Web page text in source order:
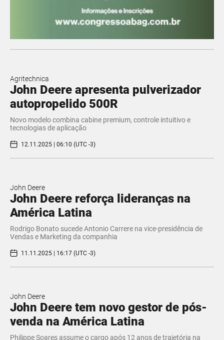
Agritechnica
John Deere apresenta pulverizador
autopropelido 500R
Novo modelo combina cabine premium, controle intuitivo e
tecnologias de aplicação
12.11.2025 | 06:10 (UTC -3)
John Deere
John Deere reforça lideranças na
América Latina
Rodrigo Bonato sucede Antonio Carrere na vice-presidência de
Vendas e Marketing da companhia
11.11.2025 | 16:17 (UTC -3)
John Deere
John Deere tem novo gestor de pós-
venda na América Latina
Philippe Soares assume o cargo após 12 anos de trajetória na